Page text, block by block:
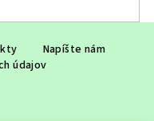
Napíšte nám
údajov